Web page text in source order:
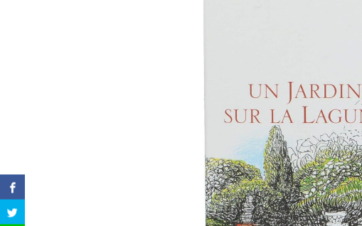
3| 【ラグーナの庭】に似合うファッション
4| 【ラグーナの庭】と似ている香水は？
4-1| ブルガリ【オ・パフメ オーテブラン】
4-2| ディオール【ベル ドゥ ジュール】
5| 【ラグーナの庭】に重ね合わせたい香水